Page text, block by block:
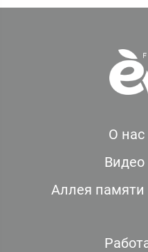
О нас
Видео
Аллея памяти